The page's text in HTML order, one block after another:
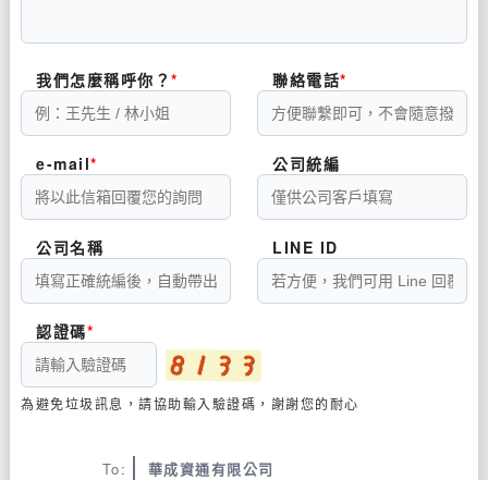
我們怎麼稱呼你？ 聯絡電話
e-mail 公司統編
公司名稱 LINE ID
認證碼
為避免垃圾訊息，請協助輸入驗證碼，謝謝您的耐心
To:
華成資通有限公司